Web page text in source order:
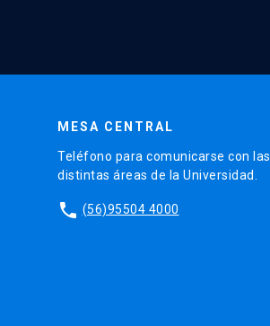
MESA CENTRAL
Teléfono para comunicarse con las
distintas áreas de la Universidad.
phone (56)95504 4000